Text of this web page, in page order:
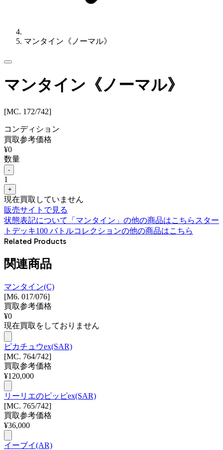
マンタイン《ノーマル》
マンタイン《ノーマル》
[MC. 172/742]
コンディション
買取参考価格
¥0
数量
-
1
+
現在買取していません
販売サイトで見る
状態表記について
「 マンタイン 」の他の商品はこちら スター
トデッキ100 バトルコレクションの他の商品はこちら
Related Products
関連商品
マンタイン(C)
[M6. 017/076]
買取参考価格
¥0
現在買取をしておりません
ピカチュウex(SAR)
[MC. 764/742]
買取参考価格
¥120,000
リーリエのピッピex(SAR)
[MC. 765/742]
買取参考価格
¥36,000
イーブイ(AR)